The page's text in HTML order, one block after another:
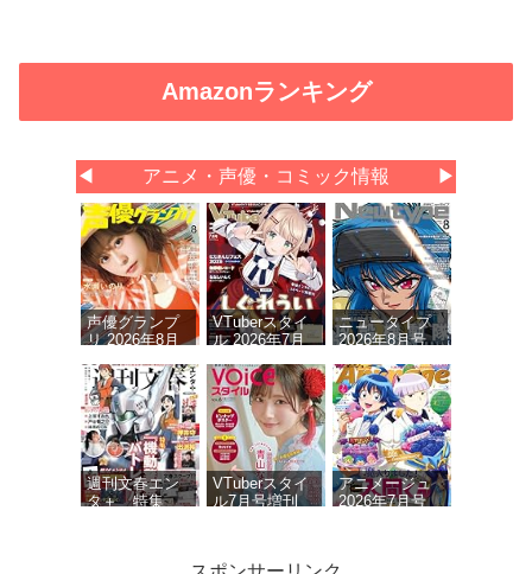
Amazonランキング
◀ アニメ・声優・コミック情報 ▶
声優グランプ
リ 2026年8月
VTuberスタイ
ル 2026年7月
ニュータイプ
2026年8月号
週刊文春エン
タ＋ 特集
VTuberスタイ
ル7月号増刊
アニメージュ
2026年7月号